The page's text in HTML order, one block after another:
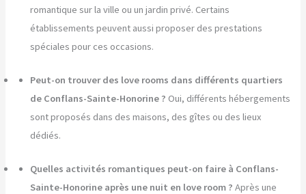
romantique sur la ville ou un jardin privé. Certains
établissements peuvent aussi proposer des prestations
spéciales pour ces occasions.
Peut-on trouver des love rooms dans différents quartiers
de Conflans-Sainte-Honorine ? Oui, différents hébergements
sont proposés dans des maisons, des gîtes ou des lieux
dédiés.
Quelles activités romantiques peut-on faire à Conflans-
Sainte-Honorine après une nuit en love room ? Après une